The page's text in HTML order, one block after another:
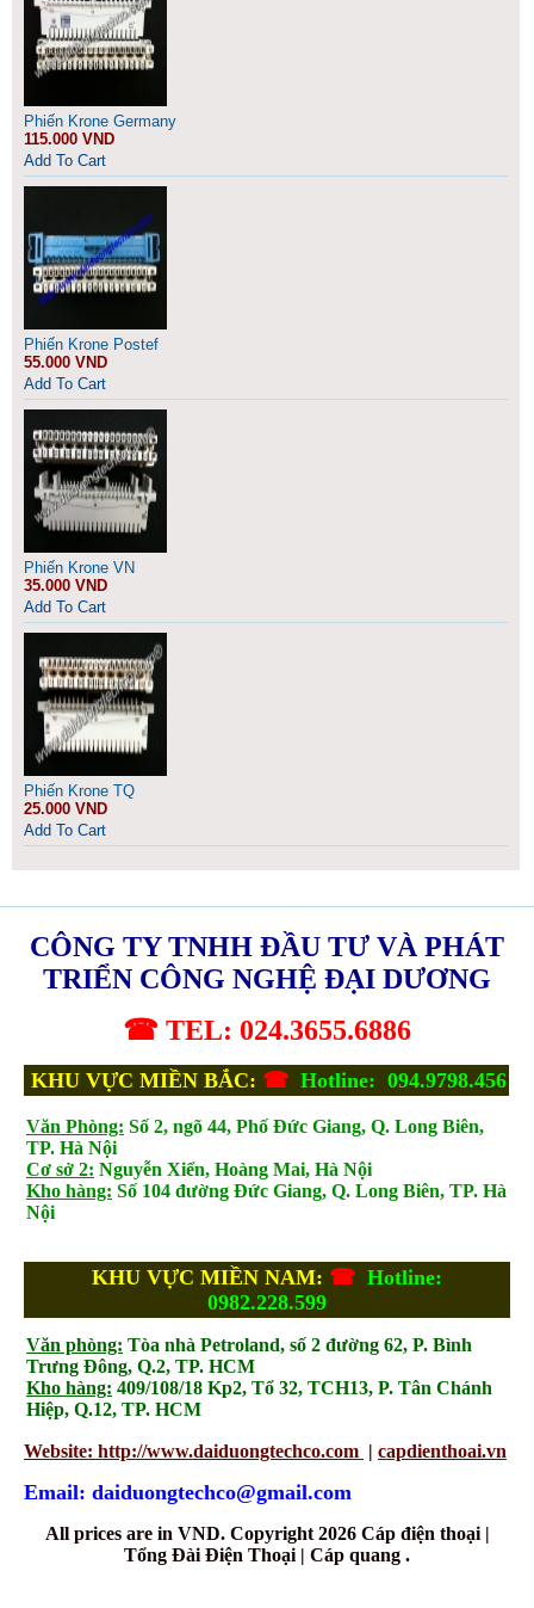
Phiến Krone Germany
115.000 VND
Add To Cart
Phiến Krone Postef
55.000 VND
Add To Cart
Phiến Krone VN
35.000 VND
Add To Cart
Phiến Krone TQ
25.000 VND
Add To Cart
CÔNG TY TNHH ĐẦU TƯ VÀ PHÁT
TRIỂN CÔNG NGHỆ ĐẠI DƯƠNG
☎ TEL: 024.3655.6886
KHU VỰC MIỀN BẮC: ☎ Hotline: 094.9798.456
Văn Phòng: Số 2, ngõ 44, Phố Đức Giang, Q. Long Biên,
TP. Hà Nội
Cơ sở 2: Nguyễn Xiển, Hoàng Mai, Hà Nội
Kho hàng: Số 104 đường Đức Giang, Q. Long Biên, TP. Hà
Nội
KHU VỰC MIỀN NAM: ☎ Hotline:
0982.228.599
Văn phòng: Tòa nhà Petroland, số 2 đường 62, P. Bình
Trưng Đông, Q.2, TP. HCM
Kho hàng: 409/108/18 Kp2, Tổ 32, TCH13, P. Tân Chánh
Hiệp, Q.12, TP. HCM
Website: http://www.daiduongtechco.com | capdienthoai.vn
Email: daiduongtechco@gmail.com
All prices are in VND. Copyright 2026 Cáp điện thoại |
Tổng Đài Điện Thoại | Cáp quang .